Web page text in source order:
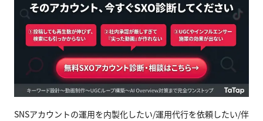
SNSアカウントの運用を内製化したい/運用代行を依頼したい/伴